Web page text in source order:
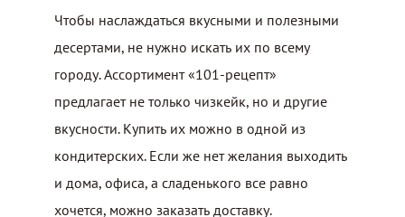
Чтобы наслаждаться вкусными и полезными
десертами, не нужно искать их по всему
городу. Ассортимент «101-рецепт»
предлагает не только чизкейк, но и другие
вкусности. Купить их можно в одной из
кондитерских. Если же нет желания выходить
и дома, офиса, а сладенького все равно
хочется, можно заказать доставку.